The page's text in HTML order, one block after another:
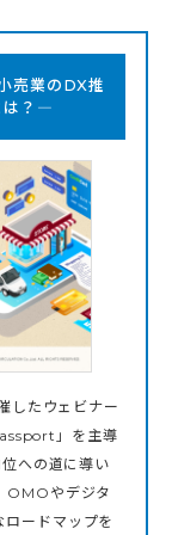
売業のDX推
は？―
したウェビナー
」を主導
への道に導い
OMOやデジタ
ードマップを